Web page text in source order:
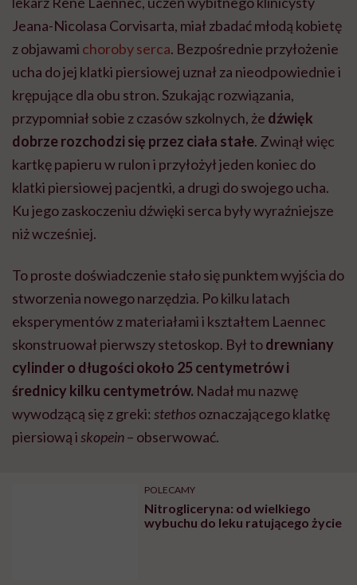
Ku jego zaskoczeniu dźwięki serca były wyraźniejsze
niż wcześniej.
To proste doświadczenie stało się punktem wyjścia do
stworzenia nowego narzędzia. Po kilku latach
eksperymentów z materiałami i kształtem Laennec
skonstruował pierwszy stetoskop. Był todrewniany
cylinder o długości około 25 centymetrów i
średnicy kilku centymetrów.Nadał mu nazwę
wywodzącą się z greki:stethosoznaczającego klatkę
piersiową iskopein
Nitrogliceryna: od wielkiego
wybuchu do leku ratującego życie
Higieniczny dystans
całkowicie zmieniało jego charakter. Dzięki niemu
lekarz zyskiwał pewien dystans wobec pacjenta, co w